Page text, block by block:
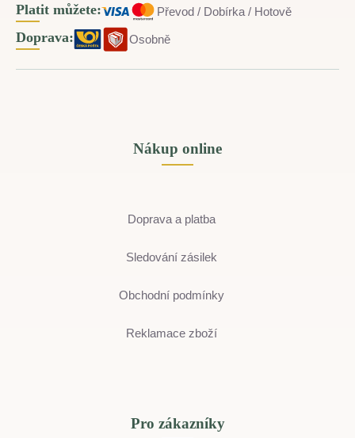
Platit můžete: Převod / Dobírka / Hotově
Doprava: Osobně
Nákup online
Doprava a platba
Sledování zásilek
Obchodní podmínky
Reklamace zboží
Pro zákazníky